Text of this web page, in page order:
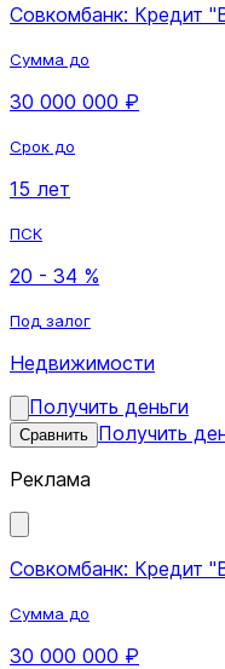
Совкомбанк: Кредит
Сумма до
30 000 000 ₽
Срок до
15 лет
ПСК
20 - 34 %
Под залог
Недвижимости
Получить деньги
Сравнить Получить
Реклама
Совкомбанк: Кредит
Сумма до
30 000 000 ₽